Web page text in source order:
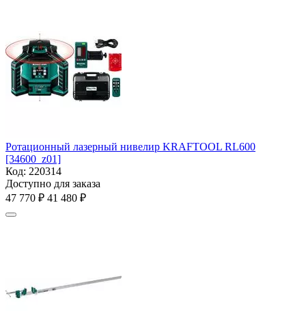
Ротационный лазерный нивелир KRAFTOOL RL600
[34600_z01]
Код: 220314
Доступно для заказа
47 770 ₽ 41 480 ₽